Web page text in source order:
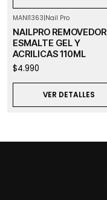
MANI1363|Nail Pro
NAILPRO REMOVEDOR
ESMALTE GEL Y
ACRILICAS 110ML
$4.990
VER DETALLES